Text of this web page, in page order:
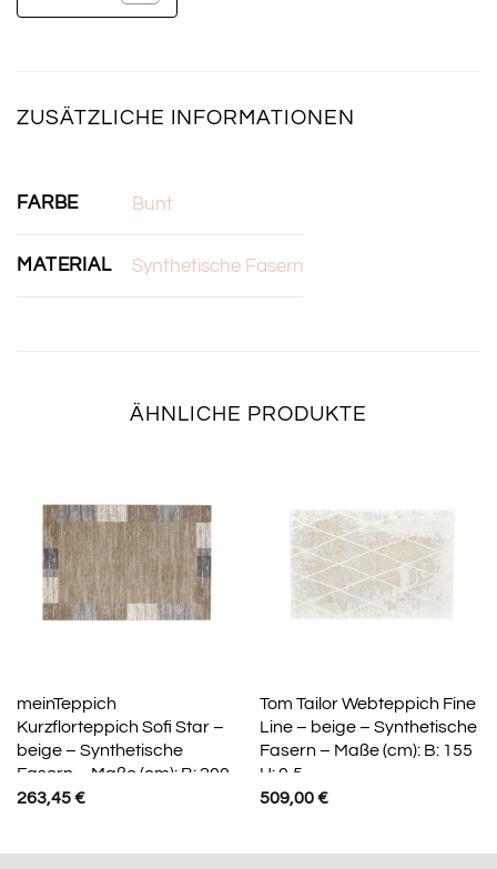
ZUSÄTZLICHE INFORMATIONEN
FARBE Bunt
MATERIAL Synthetische Fasern
ÄHNLICHE PRODUKTE
meinTeppich
Kurzflorteppich Sofi Star –
beige – Synthetische
Fasern – Maße (cm): B: 200
263,45€
Tom Tailor Webteppich Fine
Line – beige – Synthetische
Fasern – Maße (cm): B: 155
H: 0,5
509,00€